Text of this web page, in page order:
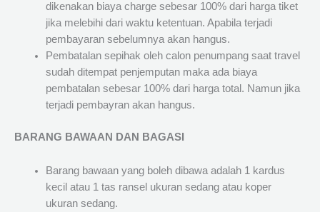
dikenakan biaya charge sebesar 100% dari harga tiket
jika melebihi dari waktu ketentuan. Apabila terjadi
pembayaran sebelumnya akan hangus.
Pembatalan sepihak oleh calon penumpang saat travel
sudah ditempat penjemputan maka ada biaya
pembatalan sebesar 100% dari harga total. Namun jika
terjadi pembayran akan hangus.
BARANG BAWAAN DAN BAGASI
Barang bawaan yang boleh dibawa adalah 1 kardus
kecil atau 1 tas ransel ukuran sedang atau koper
ukuran sedang.